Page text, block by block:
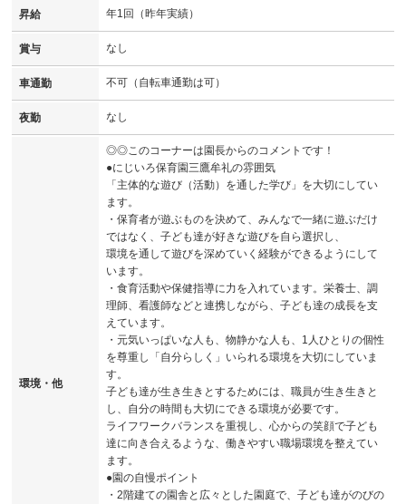
昇給 年1回（昨年実績）
賞与 なし
車通勤 不可（自転車通勤は可）
夜勤 なし
環境・他
◎◎このコーナーは園長からのコメントです！
●にじいろ保育園三鷹牟礼の雰囲気
「主体的な遊び（活動）を通した学び」を大切にしてい
ます。
・保育者が遊ぶものを決めて、みんなで一緒に遊ぶだけ
ではなく、子ども達が好きな遊びを自ら選択し、
環境を通して遊びを深めていく経験ができるようにして
います。
・食育活動や保健指導に力を入れています。栄養士、調
理師、看護師などと連携しながら、子ども達の成長を支
えています。
・元気いっぱいな人も、物静かな人も、1人ひとりの個性
を尊重し「自分らしく」いられる環境を大切にしていま
す。
子ども達が生き生きとするためには、職員が生き生きと
し、自分の時間も大切にできる環境が必要です。
ライフワークバランスを重視し、心からの笑顔で子ども
達に向き合えるような、働きやすい職場環境を整えてい
ます。
●園の自慢ポイント
・2階建ての園舎と広々とした園庭で、子ども達がのびの